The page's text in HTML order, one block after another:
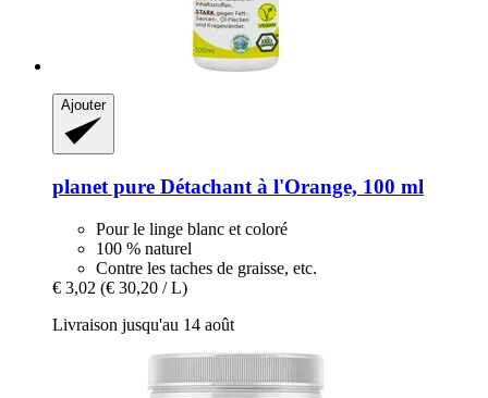
Ajouter
planet pure Détachant à l'Orange, 100 ml
Pour le linge blanc et coloré
100 % naturel
Contre les taches de graisse, etc.
€ 3,02 (€ 30,20 / L)
Livraison jusqu'au 14 août